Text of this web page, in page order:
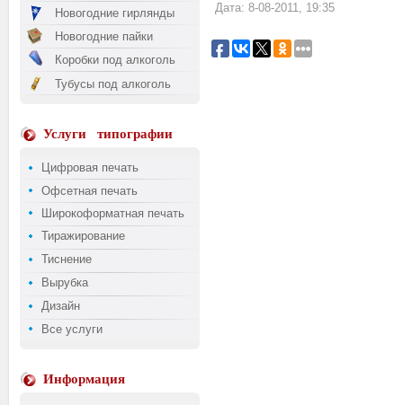
Новогодние гирлянды
Новогодние пайки
Коробки под алкоголь
Тубусы под алкоголь
Услуги типографии
Цифровая печать
Офсетная печать
Широкоформатная печать
Тиражирование
Тиснение
Вырубка
Дизайн
Все услуги
Информация
Дата: 8-08-2011, 19:35